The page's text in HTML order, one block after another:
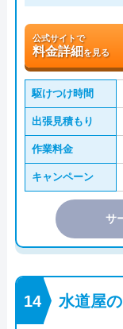
公式サイトで
料金詳細を見る
駆けつけ時間
出張見積もり
作業料金
キャンペーン
サ
水道屋